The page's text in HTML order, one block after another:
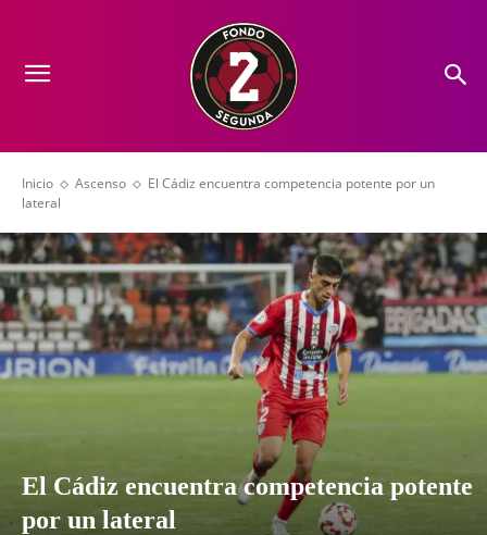
Inicio Ascenso
El Cádiz encuentra competencia potente por un
lateral
El Cádiz encuentra competencia potente
por un lateral